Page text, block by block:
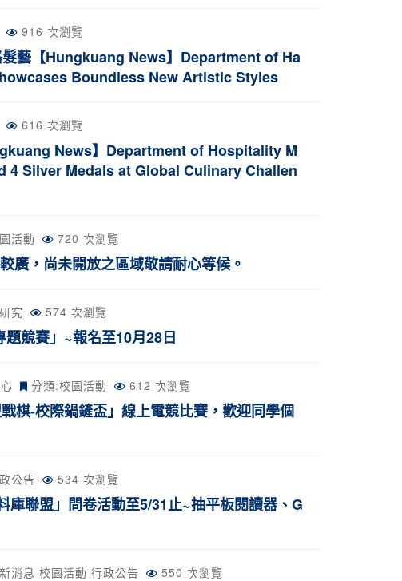
916 次瀏覽
髮藝【Hungkuang News】Department of Ha
Boundless New Artistic Styles
616 次瀏覽
News】Department of Hospitality M
4 Silver Medals at Global Culinary Challen
活動 720 次瀏覽
廣，尚未開放之區域敬請耐心等候。
究 574 次瀏覽
題競賽」~報名至10月28日
分類:校園活動 612 次瀏覽
棋-校際鍋鏟盃」線上電競比賽，歡迎同學個
公告 534 次瀏覽
庫聯盟」問卷活動至5/31止~抽平板閱讀器、G
消息 校園活動 行政公告 550 次瀏覽